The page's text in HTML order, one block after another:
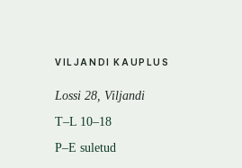
VILJANDI KAUPLUS
Lossi 28, Viljandi
T–L 10–18
P–E suletud